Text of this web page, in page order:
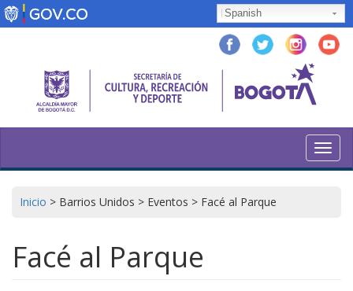
Pasar
al
Spanish
Inicio > Barrios Unidos > Eventos > Facé al Parque
Facé al Parque